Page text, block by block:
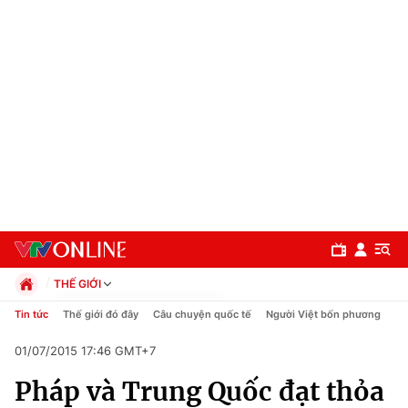
Chuyên mục
THẾ GIỚI
Chính trị
Pháp luật
Kinh tế
Tin tức Thế giới đó đây Câu chuyện quốc tế Người Việt bốn phương
01/07/2015 17:46 GMT+7
Pháp và Trung Quốc đạt thỏa